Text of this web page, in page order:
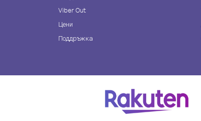
Viber Out
Цени
Поддръжка